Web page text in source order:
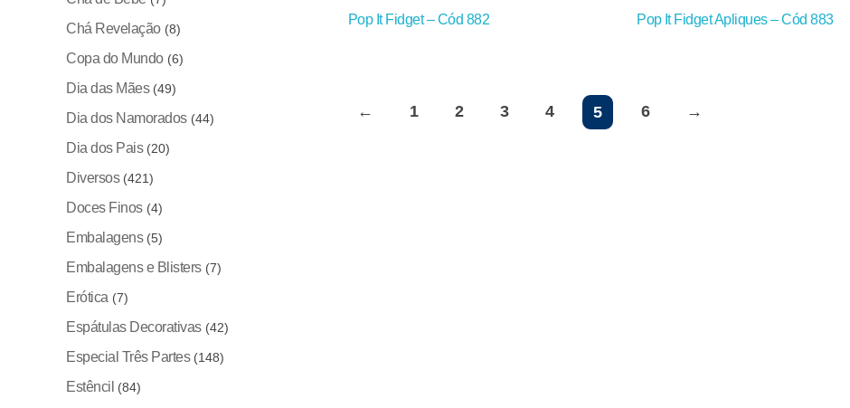
Pop It Fidget – Cód 882 Pop It Fidget Apliques – Cód 883
← 1 2 3 4 5 6 →
Chá Revelação (8)
Copa do Mundo (6)
Dia das Mães (49)
Dia dos Namorados (44)
Dia dos Pais (20)
Diversos (421)
Doces Finos (4)
Embalagens (5)
Embalagens e Blisters (7)
Erótica (7)
Espátulas Decorativas (42)
Especial Três Partes (148)
Estêncil (84)